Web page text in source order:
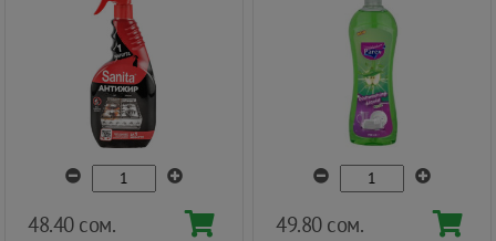
48.40 сом. 49.80 сом.